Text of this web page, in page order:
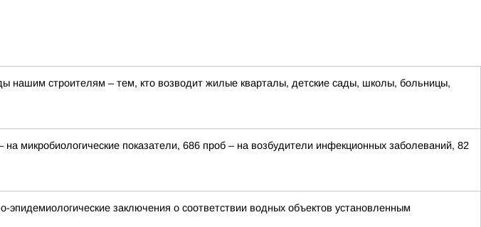
нашим строителям – тем, кто возводит жилые кварталы, детские сады, школы, больницы,
микробиологические показатели, 686 проб – на возбудители инфекционных заболеваний, 82
заключения о соответствии водных объектов установленным